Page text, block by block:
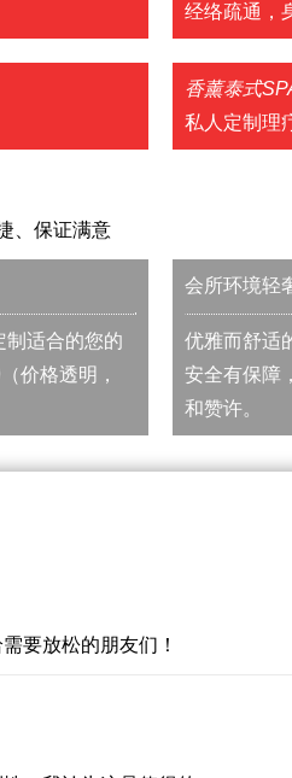
经络疏通，
香薰泰式
私人定制理
、保证满意
制适合的您的
价格透明，
会所环境轻
优雅而舒适
安全有保障
和赞许。
要放松的朋友们！